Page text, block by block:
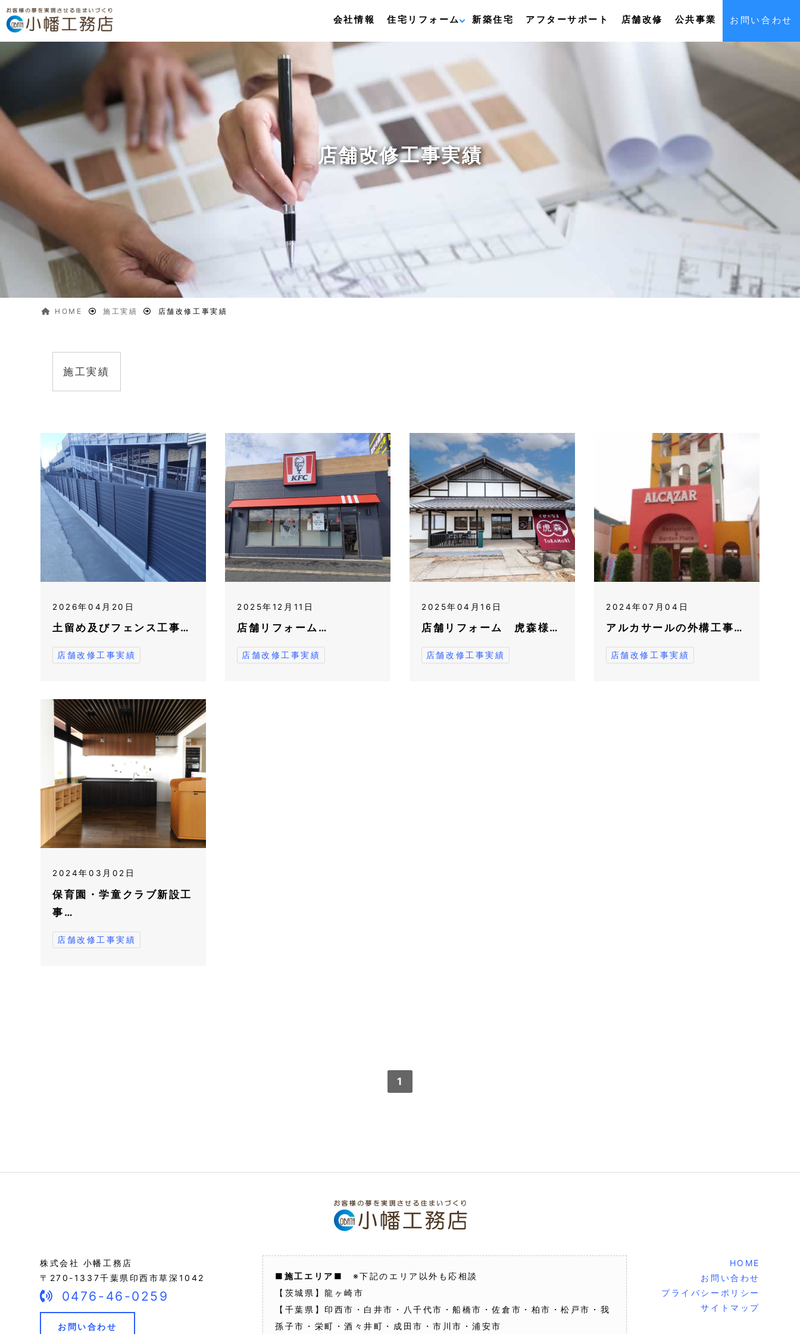
会社情報 住宅リフォーム 新築住宅 アフターサポート 店舗改修 公共事業 お問い合わせ
店舗改修工事実績
HOME 施工実績 店舗改修工事実績
施工実績
2026年04月20日
土留め及びフェンス工事…
店舗改修工事実績
2025年12月11日
店舗リフォーム…
店舗改修工事実績
2025年04月16日
店舗リフォーム 虎森様…
店舗改修工事実績
2024年07月04日
アルカサールの外構工事…
店舗改修工事実績
2024年03月02日
保育園・学童クラブ新設工
事…
店舗改修工事実績
1
株式会社 小幡工務店
〒270-1337千葉県印西市草深1042
0476-46-0259
お問い合わせ
■施工エリア■
※下記のエリア以外も応相談
【茨城県】龍ヶ崎市
【千葉県】印西市・白井市・八千代市・船橋市・佐倉市・柏市・松戸市・我
孫子市・栄町・酒々井町・成田市・市川市・浦安市
HOME
お問い合わせ
プライバシーポリシー
サイトマップ